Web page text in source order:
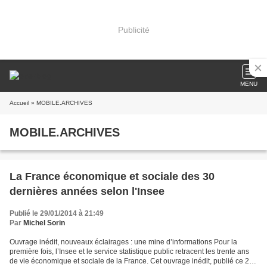
Publicité
MENU
Accueil » MOBILE.ARCHIVES
MOBILE.ARCHIVES
La France économique et sociale des 30
dernières années selon l'Insee
Publié le 29/01/2014 à 21:49
Par Michel Sorin
Ouvrage inédit, nouveaux éclairages : une mine d’informations Pour la
première fois, l’Insee et le service statistique public retracent les trente ans
de vie économique et sociale de la France. Cet ouvrage inédit, publié ce 29